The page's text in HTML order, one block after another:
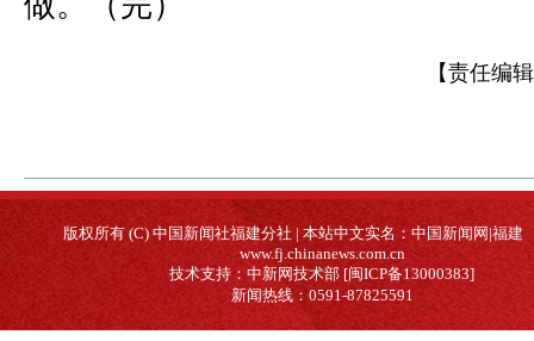
【责任编
版权所有 (C) 中国新闻社福建分社 | 本站中文实名：中国新闻网|福建
www.fj.chinanews.com.cn
技术支持：中新网技术部 [闽ICP备13000383]
新闻热线：0591-87825591